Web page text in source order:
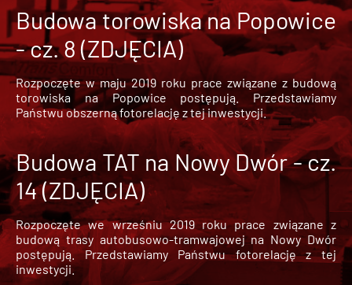
Budowa torowiska na Popowice
- cz. 8 (ZDJĘCIA)
Rozpoczęte w maju 2019 roku prace związane z budową
torowiska na Popowice
postępują. Przedstawiamy
Państwu obszerną fotorelację z tej inwestycji.
Budowa TAT na Nowy Dwór - cz.
14 (ZDJĘCIA)
Rozpoczęte we wrześniu 2019 roku prace związane z
budową trasy autobusowo-tramwajowej na Nowy Dwór
postępują. Przedstawiamy Państwu fotorelację z tej
inwestycji.